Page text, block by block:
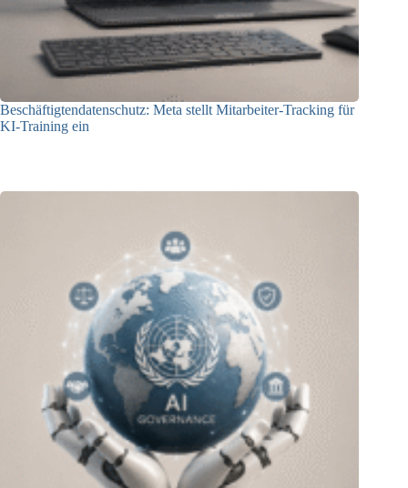
Beschäftigtendatenschutz: Meta stellt Mitarbeiter-Tracking für
KI-Training ein